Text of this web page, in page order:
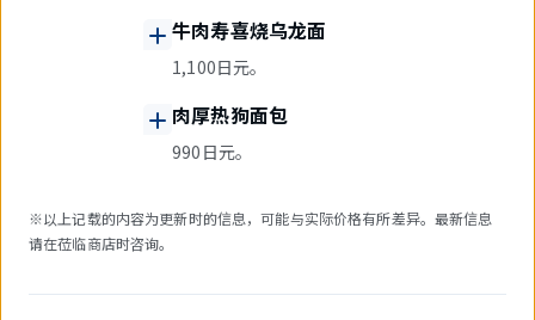
牛肉寿喜烧乌龙面
1,100日元。
肉厚热狗面包
990日元。
※以上记载的内容为更新时的信息，可能与实际价格有所差异。最新信息
请在莅临商店时咨询。